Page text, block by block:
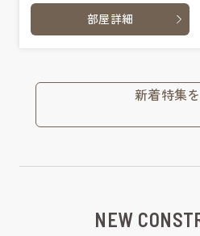
部屋詳細
新着特集
NEW